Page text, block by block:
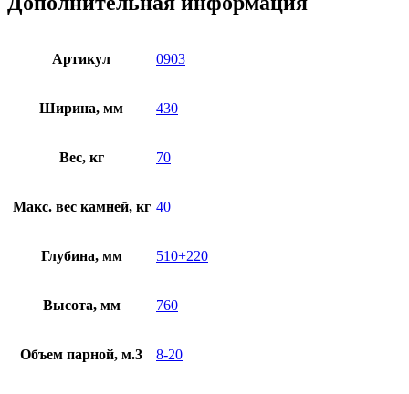
Артикул 0903
Ширина, мм 430
Вес, кг 70
Макс. вес камней, кг 40
Глубина, мм 510+220
Высота, мм 760
Объем парной, м.3 8-20